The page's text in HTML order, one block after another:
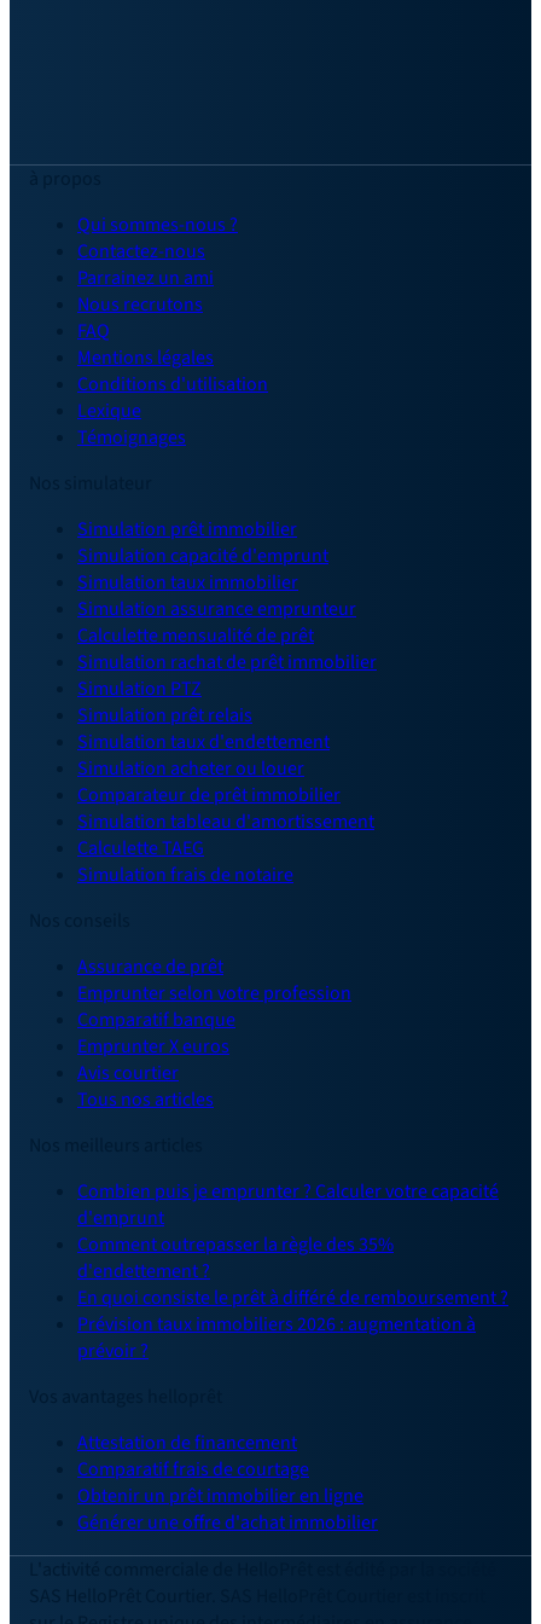
Qui sommes-nous ?
Contactez-nous
Parrainez un ami
Nous recrutons
FAQ
Mentions légales
Conditions d'utilisation
Lexique
Témoignages
Simulation prêt immobilier
Simulation capacité d'emprunt
Simulation taux immobilier
Simulation assurance emprunteur
Calculette mensualité de prêt
Simulation rachat de prêt immobilier
Simulation PTZ
Simulation prêt relais
Simulation taux d'endettement
Simulation acheter ou louer
Comparateur de prêt immobilier
Simulation tableau d'amortissement
Calculette TAEG
Simulation frais de notaire
Assurance de prêt
Emprunter selon votre profession
Comparatif banque
Emprunter X euros
Avis courtier
Tous nos articles
Combien puis je emprunter ? Calculer votre capacité
d'emprunt
Comment outrepasser la règle des 35%
d'endettement ?
En quoi consiste le prêt à différé de remboursement ?
Prévision taux immobiliers 2026 : augmentation à
prévoir ?
Attestation de financement
Comparatif frais de courtage
Obtenir un prêt immobilier en ligne
Générer une offre d'achat immobilier